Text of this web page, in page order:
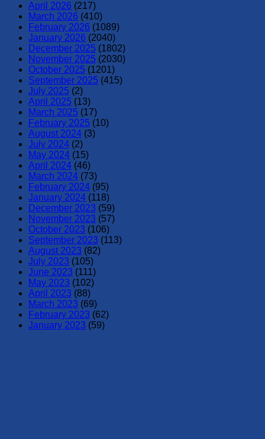
April 2026 (217)
March 2026 (410)
February 2026 (1089)
January 2026 (2040)
December 2025 (1802)
November 2025 (2030)
October 2025 (1201)
September 2025 (415)
July 2025 (2)
April 2025 (13)
March 2025 (17)
February 2025 (10)
August 2024 (3)
July 2024 (2)
May 2024 (15)
April 2024 (46)
March 2024 (73)
February 2024 (95)
January 2024 (118)
December 2023 (59)
November 2023 (57)
October 2023 (106)
September 2023 (113)
August 2023 (82)
July 2023 (105)
June 2023 (111)
May 2023 (102)
April 2023 (88)
March 2023 (69)
February 2023 (62)
January 2023 (59)